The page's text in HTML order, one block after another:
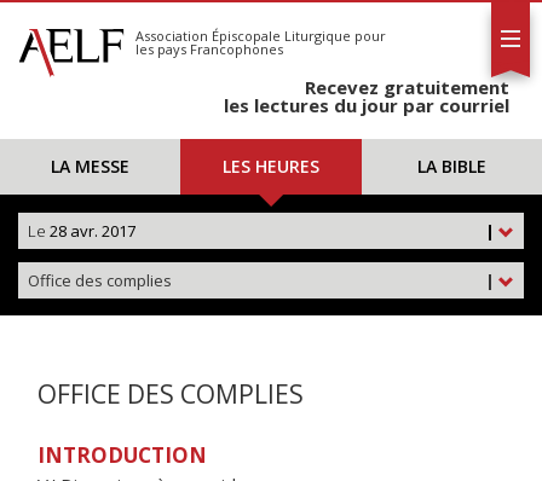
S'abonner
Calendrier
Association Épiscopale Liturgique pour
les pays Francophones
Recevez gratuitement
les lectures du jour par courriel
LA MESSE LES HEURES LA BIBLE
|
Le 28 avr. 2017
|
Office des complies
OFFICE DES COMPLIES
INTRODUCTION